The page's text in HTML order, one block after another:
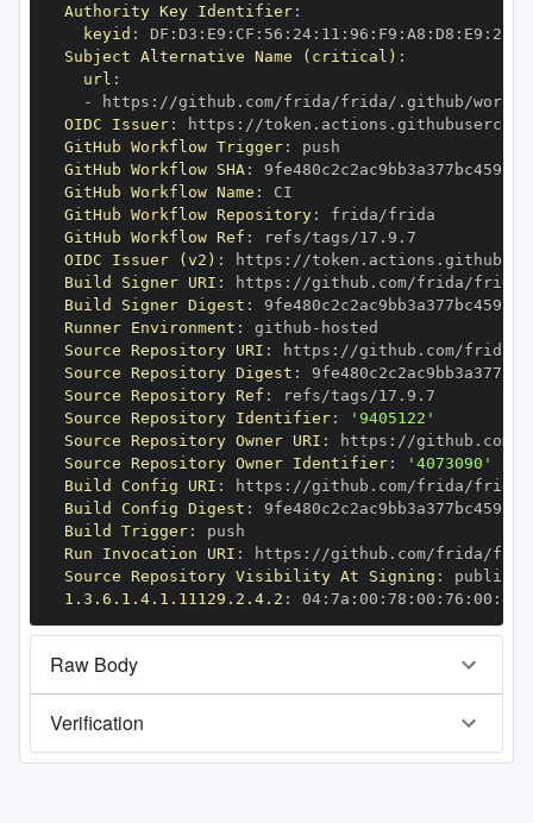
Authority Key Identifier:
keyid : DF : D3 : E9 : CF : 56 : 24: 11 : 96 : F9 : A8 : D8 : E9 : 28
Subject Alternative Name (critical) :
url :
-
https :
OIDC Issuer: https :
GitHub Workflow Trigger:
GitHub Workflow SHA:
GitHub Workflow Name :
GitHub Workflow Repository:
GitHub Workflow Ref :
OIDC Issuer (v2) : https :
Build Signer URI : https :
Build Signer Digest :
Runner Environment : github -
Source Repository URI : https :
Source Repository Digest :
Source Repository Ref :
Source Repository Identifier:
'9405122'
Source Repository Owner URI : https :
Source Repository Owner Identifier:
'4073090'
Build Config URI : https :
Build Config Digest :
Build Trigger:
Run Invocation URI : https :
Source Repository Visibility At Signing :
1.3.6.1.4.1.11129.2.4.2 : 04: 7a : 00 : 78 : 00 : 76 : 00 : dd
Raw Body
Verification